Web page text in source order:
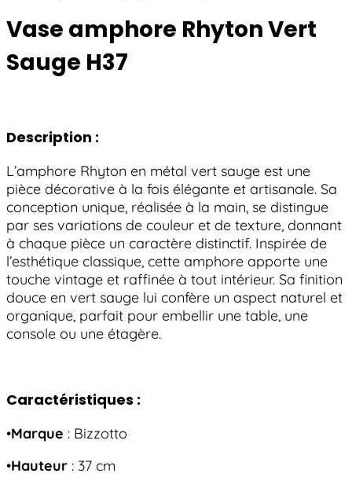
Vase amphore Rhyton Vert
Sauge H37
Description :
L’amphore Rhyton en métal vert sauge est une
pièce décorative à la fois élégante et artisanale. Sa
conception unique, réalisée à la main, se distingue
par ses variations de couleur et de texture, donnant
à chaque pièce un caractère distinctif. Inspirée de
l’esthétique classique, cette amphore apporte une
touche vintage et raffinée à tout intérieur. Sa finition
douce en vert sauge lui confère un aspect naturel et
organique, parfait pour embellir une table, une
console ou une étagère.
Caractéristiques :
•Marque : Bizzotto
•Hauteur : 37 cm